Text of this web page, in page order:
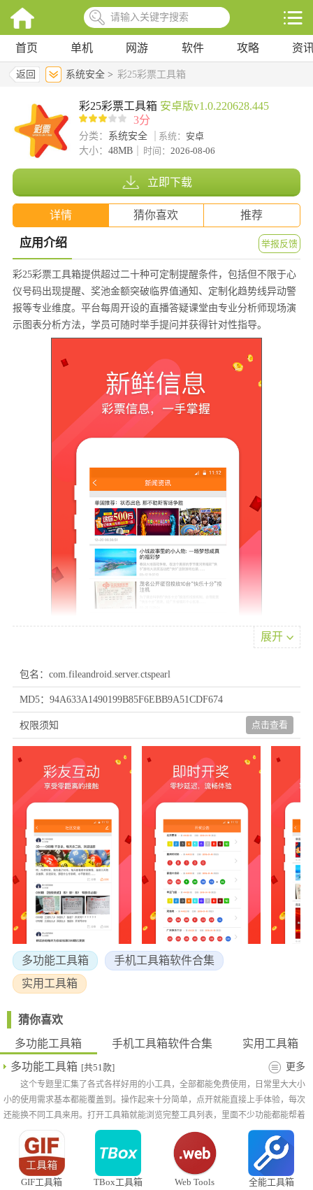
首页 单机 网游 软件 攻略 资
返回 系统安全 > 彩25彩票工具箱
彩25彩票工具箱 安卓版v1.0.220628.445
3分
分类： 系统安全 系统： 安卓
大小： 48MB 时间： 2026-08-06
立即下载
详情 猜你喜欢 推荐
应用介绍 举报反馈
彩25彩票工具箱提供超过二十种可定制提醒条件，包括但不限于心
仪号码出现提醒、奖池金额突破临界值通知、定制化趋势线异动警
报等专业维度。平台每周开设的直播答疑课堂由专业分析师现场演
示图表分析方法，学员可随时举手提问并获得针对性指导。
软件特色
1、多种趣味竞猜模式，你既可以参与每日幸运数字预测，也能加
入周期性主题挑战赛。
2、让专业服务与安心体验相伴你的每段旅程，在理性与期待中找
到完美平衡。
3、软件提供多种信息解析模块，辅助我们完成深度的走势研究，
4、不管你是刚入门的新手，还是经验丰富的老彩民，都能在这里
找到适合自己的工具和数据。
软件亮点
1、开启娱乐分析模式，平台不仅仅提供数据，更旨在通过丰富的
分析维度和工具，带给你一种全新的、将数字分析与娱乐竞猜相结
合的新模式体验。
2、精心调配的配色方案采用低饱和度色调为基础，配合符合黄金
比例布局的交互元素，既减轻长时间使用的视觉疲劳，又确保关键
操作入口始终处于醒目位置。
3、不错的图表信息等你来查看，随时随地掌握比赛进展情况，并
且还能提供实时的数据分析，不管是当前的开奖结果走势，多种彩
票资料免费查看。
4、平台内汇聚了大量经验丰富玩家与行家，可以和他们积极交
流，交换彼此的心得。
软件优势
2、营造出让使用者可完全专注于业务办理而无需顾虑风险的环
境，真正实现"隐形式安全"的理想状态。
3、从入门指引到进阶策略，从单人体验到社群互动，每个环节都
展开
包名：com.fileandroid.server.ctspearl
MD5：94A633A1490199B85F6EBB9A51CDF674
权限须知 点击查看
多功能工具箱
手机工具箱软件合集
实用工具箱
猜你喜欢
多功能工具箱
手机工具箱软件合集
实用工具箱
多功能工具箱 [共51款] 更多
这个专题里汇集了各式各样好用的小工具，全部都能免费使用，日常里大大小
小的使用需求基本都能覆盖到。操作起来十分简单，点开就能直接上手体验，每次
还能换不同工具来用。打开工具箱就能浏览完整工具列表，里面不少功能都能帮着
打理手机里的各类应用，平时摆弄手机时能省不少事，用起来顺手又方便。
GIF工具箱
TBox工具箱 Web Tools
全能工具箱